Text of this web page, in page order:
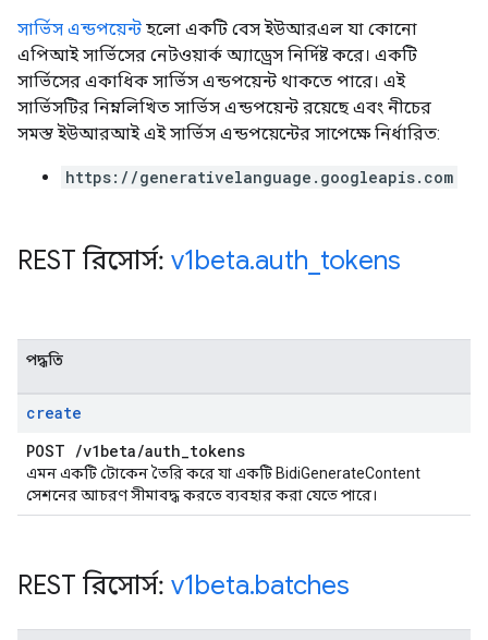
সার্ভিস এন্ডপয়েন্ট হলো একটি বেস ইউআরএল যা কোনো
এপিআই সার্ভিসের নেটওয়ার্ক অ্যাড্রেস নির্দিষ্ট করে। একটি
সার্ভিসের একাধিক সার্ভিস এন্ডপয়েন্ট থাকতে পারে। এই
সার্ভিসটির নিম্নলিখিত সার্ভিস এন্ডপয়েন্ট রয়েছে এবং নীচের
সমস্ত ইউআরআই এই সার্ভিস এন্ডপয়েন্টের সাপেক্ষে নির্ধারিত:
https://generativelanguage.googleapis.com
REST রিসোর্স: v1beta.auth tokens
পদ্ধতি
create
POST /v1beta/auth_tokens
এমন একটি টোকেন তৈরি করে যা একটি BidiGenerateContent
সেশনের আচরণ সীমাবদ্ধ করতে ব্যবহার করা যেতে পারে।
REST রিসোর্স: v1beta.batches